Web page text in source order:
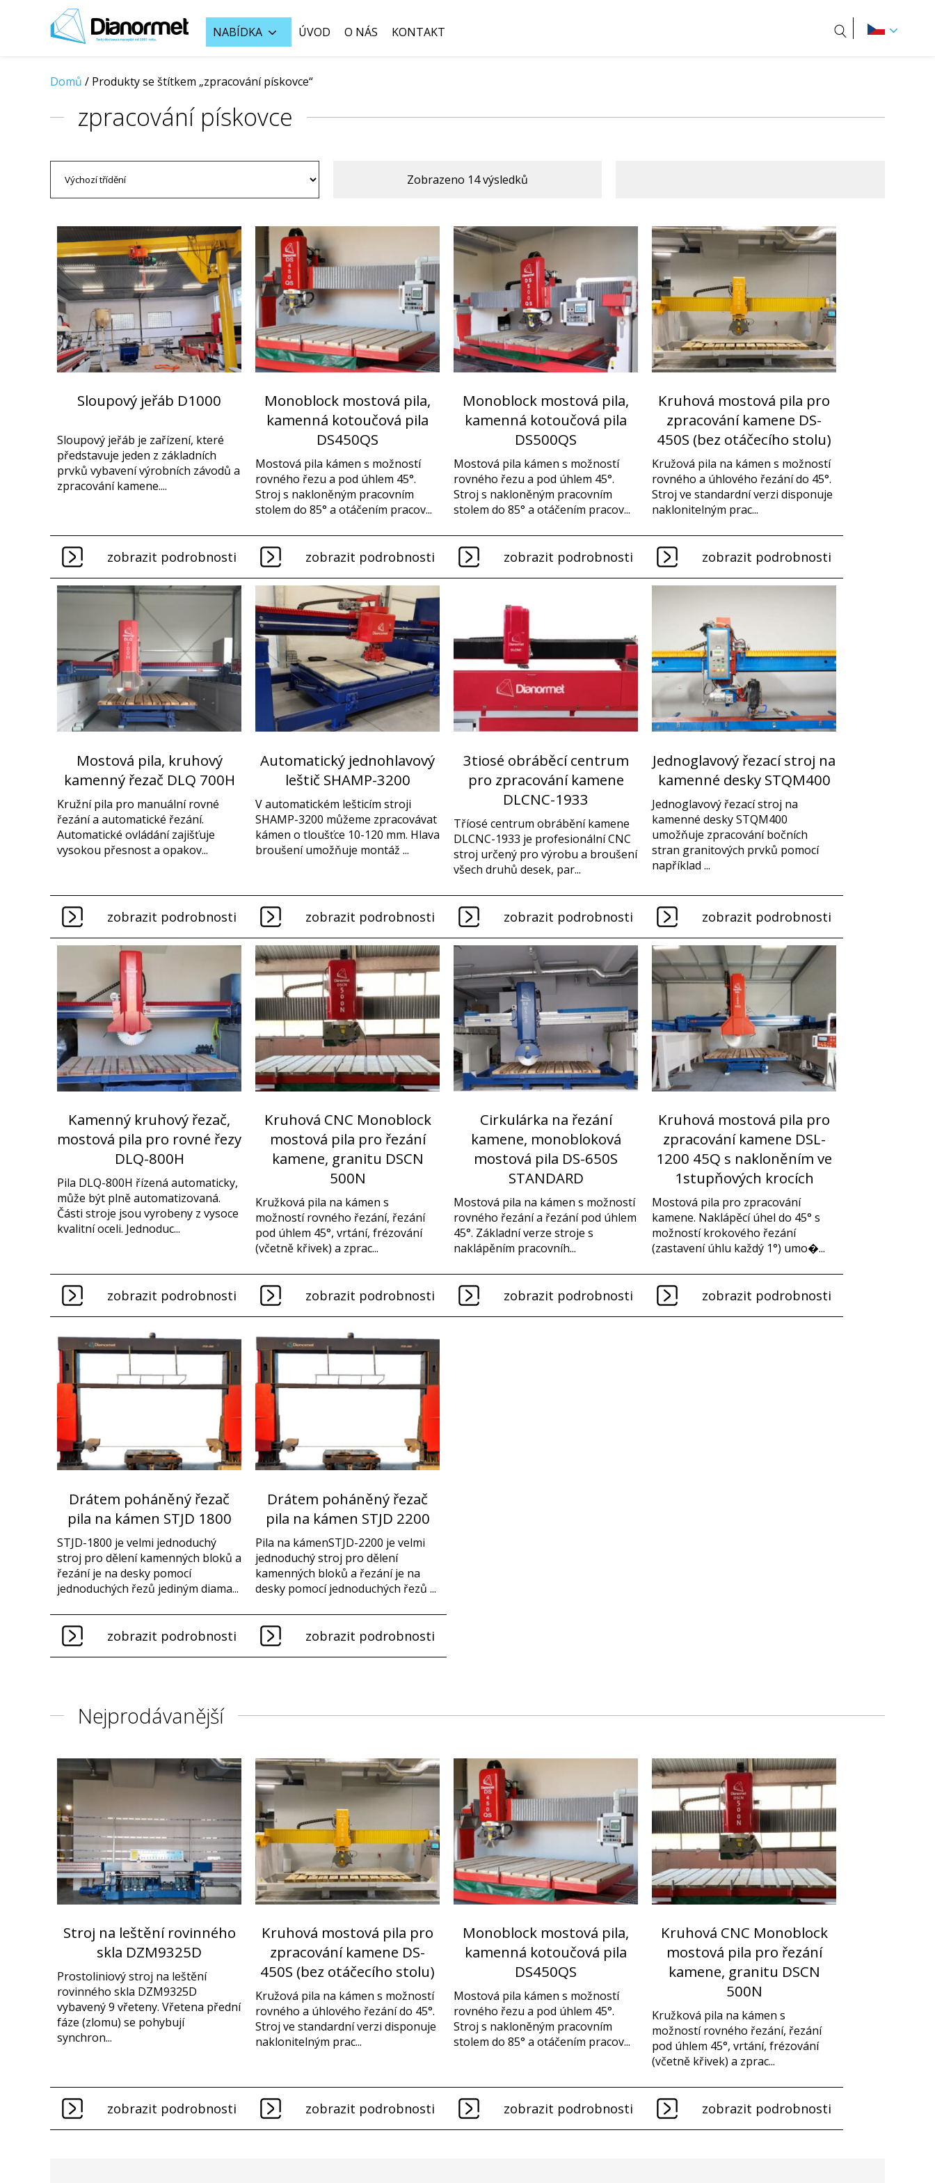
NABÍDKA ÚVOD O NÁS KONTAKT
Domů / Produkty se štítkem „zpracování pískovce“
zpracování pískovce
Zobrazeno 14 výsledků
Sloupový jeřáb D1000
Sloupový jeřáb je zařízení, které
představuje jeden z základních
prvků vybavení výrobních závodů a
zpracování kamene....
zobrazit podrobnosti
Monoblock mostová pila,
kamenná kotoučová pila
DS450QS
Mostová pila kámen s možností
rovného řezu a pod úhlem 45°.
Stroj s nakloněným pracovním
stolem do 85° a otáčením pracov...
zobrazit podrobnosti
Monoblock mostová pila,
kamenná kotoučová pila
DS500QS
Mostová pila kámen s možností
rovného řezu a pod úhlem 45°.
Stroj s nakloněným pracovním
stolem do 85° a otáčením pracov...
zobrazit podrobnosti
Kruhová mostová pila pro
zpracování kamene DS-
450S (bez otáčecího stolu)
Kružová pila na kámen s možností
rovného a úhlového řezání do 45°.
Stroj ve standardní verzi disponuje
naklonitelným prac...
zobrazit podrobnosti
Mostová pila, kruhový
kamenný řezač DLQ 700H
Kružní pila pro manuální rovné
řezání a automatické řezání.
Automatické ovládání zajišťuje
vysokou přesnost a opakov...
zobrazit podrobnosti
Automatický jednohlavový
leštič SHAMP-3200
V automatickém lešticím stroji
SHAMP-3200 můžeme zpracovávat
kámen o tloušťce 10-120 mm. Hlava
broušení umožňuje montáž ...
zobrazit podrobnosti
3tiosé obráběcí centrum
pro zpracování kamene
DLCNC-1933
Tříosé centrum obrábění kamene
DLCNC-1933 je profesionální CNC
stroj určený pro výrobu a broušení
všech druhů desek, par...
zobrazit podrobnosti
Jednoglavový řezací stroj na
kamenné desky STQM400
Jednoglavový řezací stroj na
kamenné desky STQM400
umožňuje zpracování bočních
stran granitových prvků pomocí
například ...
zobrazit podrobnosti
Kamenný kruhový řezač,
mostová pila pro rovné řezy
DLQ-800H
Pila DLQ-800H řízená automaticky,
může být plně automatizovaná.
Části stroje jsou vyrobeny z vysoce
kvalitní oceli. Jednoduc...
zobrazit podrobnosti
Kruhová CNC Monoblock
mostová pila pro řezání
kamene, granitu DSCN
500N
Kružková pila na kámen s
možností rovného řezání, řezání
pod úhlem 45°, vrtání, frézování
(včetně křivek) a zprac...
zobrazit podrobnosti
Cirkulárka na řezání
kamene, monobloková
mostová pila DS-650S
STANDARD
Mostová pila na kámen s možností
rovného řezání a řezání pod úhlem
45°. Základní verze stroje s
naklápěním pracovníh...
zobrazit podrobnosti
Kruhová mostová pila pro
zpracování kamene DSL-
1200 45Q s nakloněním ve
1stupňových krocích
Mostová pila pro zpracování
kamene. Naklápěcí úhel do 45° s
možností krokového řezání
(zastavení úhlu každý 1°) umo�...
zobrazit podrobnosti
Drátem poháněný řezač
pila na kámen STJD 1800
STJD-1800 je velmi jednoduchý
stroj pro dělení kamenných bloků a
řezání je na desky pomocí
jednoduchých řezů jediným diama...
zobrazit podrobnosti
Drátem poháněný řezač
pila na kámen STJD 2200
Pila na kámenSTJD-2200 je velmi
jednoduchý stroj pro dělení
kamenných bloků a řezání je na
desky pomocí jednoduchých řezů ...
zobrazit podrobnosti
Nejprodávanější
Stroj na leštění rovinného
skla DZM9325D
Prostoliniový stroj na leštění
rovinného skla DZM9325D
vybavený 9 vřeteny. Vřetena přední
fáze (zlomu) se pohybují
synchron...
zobrazit podrobnosti
Kruhová mostová pila pro
zpracování kamene DS-
450S (bez otáčecího stolu)
Kružová pila na kámen s možností
rovného a úhlového řezání do 45°.
Stroj ve standardní verzi disponuje
naklonitelným prac...
zobrazit podrobnosti
Monoblock mostová pila,
kamenná kotoučová pila
DS450QS
Mostová pila kámen s možností
rovného řezu a pod úhlem 45°.
Stroj s nakloněným pracovním
stolem do 85° a otáčením pracov...
zobrazit podrobnosti
Kruhová CNC Monoblock
mostová pila pro řezání
kamene, granitu DSCN
500N
Kružková pila na kámen s
možností rovného řezání, řezání
pod úhlem 45°, vrtání, frézování
(včetně křivek) a zprac...
zobrazit podrobnosti